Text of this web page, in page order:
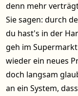
denn mehr
Sie sagen: durch
du hast's in der
geh im
wieder ein neues
doch langsam
an ein System,